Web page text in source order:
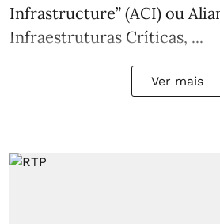
Infrastructure” (ACI) ou
Infraestruturas Críticas, ...
Ver mais